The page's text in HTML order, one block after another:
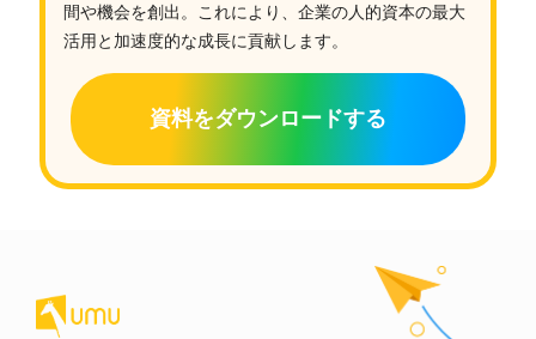
間や機会を創出。これにより、企業の人的資本の最大
活用と加速度的な成長に貢献します。
資料をダウンロードする